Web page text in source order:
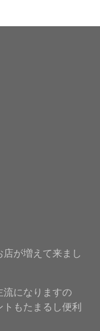
が増えて来まし
流になりますの
もたまるし便利